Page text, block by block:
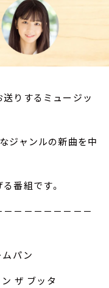
りするミュージッ
ジャンルの新曲を中
番組です。
－－－－－－－－
パン
ザ ブッタ